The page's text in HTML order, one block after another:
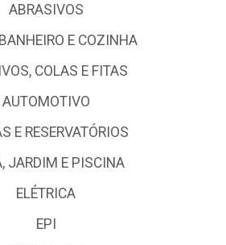
ABRASIVOS
E COZINHA
COLAS E FITAS
AUTOMOTIVO
E RESERVATÓRIOS
JARDIM E PISCINA
ELÉTRICA
EPI